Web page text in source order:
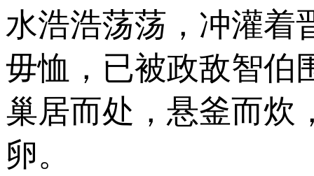
水浩浩荡荡，冲灌
毋恤，已被政敌智伯
巢居而处，悬釜而炊
卵。